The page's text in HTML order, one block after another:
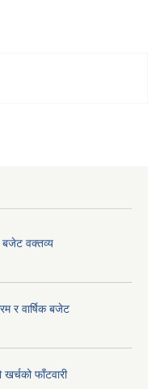
बजेट वक्तव्य
र वार्षिक बजेट
फाँटवारी